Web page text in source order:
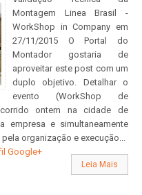
Montagem Linea Brasil -
WorkShop in Company em
27/11/2015 O Portal do
Montador gostaria de
aproveitar este post com um
duplo objetivo. Detalhar o
evento (WorkShop de
ontem na cidade de
empresa e simultaneamente
organização e execução...
Google+
Leia Mais